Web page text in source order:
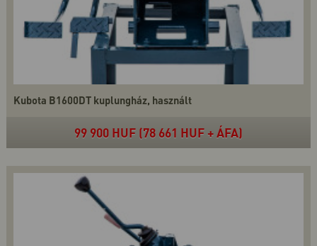
Kubota B1600DT kuplungház, használt
99 900 HUF (78 661 HUF + ÁFA)